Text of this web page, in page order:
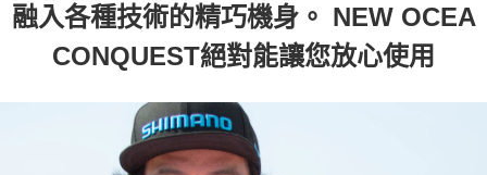
融入各種技術的精巧機身。 NEW OCEA
CONQUEST絕對能讓您放心使用